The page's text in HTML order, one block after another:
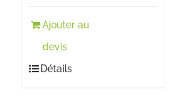
Ajouter au
devis
Détails